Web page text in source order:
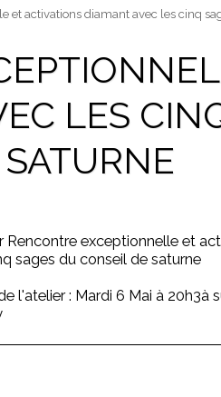
et activations diamant avec les cinq
LES
Rencontre exceptionnelle et
sages du conseil de saturne
l'atelier : Mardi 6 Mai à 20h3à